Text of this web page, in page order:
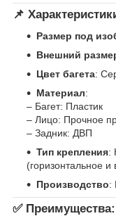
📌
Размер под
Внешний
Цвет багета:
Материал:
– Багет: Пластик
– Лицо: Прочное
– Задник: ДВП
Тип крепления:
(горизонтальное и
Производство:
✅ Преимущества: